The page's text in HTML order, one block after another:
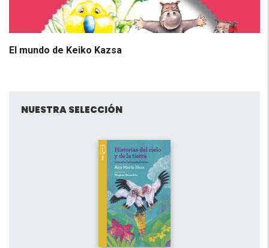
El mundo de Keiko Kazsa
NUESTRA SELECCIÓN